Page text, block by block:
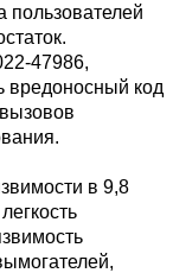
пользователей
47986,
вредоносный код
в 9,8